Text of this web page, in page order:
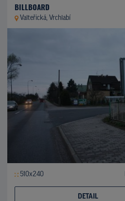
BILLBOARD
Valteřická, Vrchlabí
510x240
DETAIL